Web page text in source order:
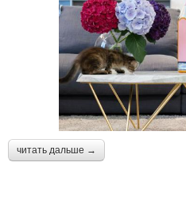
читать дальше →